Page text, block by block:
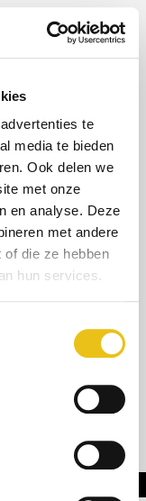
te
media te bieden
Ook delen we
met onze
en analyse. Deze
met andere
die ze hebben
hun services.